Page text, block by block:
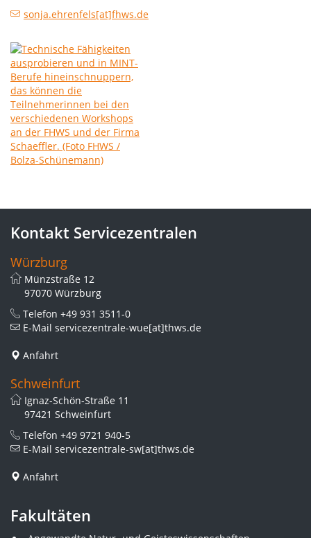
sonja.ehrenfels[at]fhws.de
Kontakt Servicezentralen
Würzburg
Münzstraße 12
97070 Würzburg
Telefon +49 931 3511-0
E-Mail servicezentrale-wue[at]thws.de
Anfahrt
Schweinfurt
Ignaz-Schön-Straße 11
97421 Schweinfurt
Telefon +49 9721 940-5
E-Mail servicezentrale-sw[at]thws.de
Anfahrt
Fakultäten